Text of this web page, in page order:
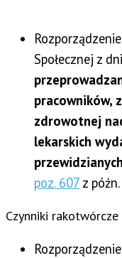
Społecznej z
pracowników,
zdrowotnej
lekarskich
poz. 607 z
Czynniki rakotwórcze